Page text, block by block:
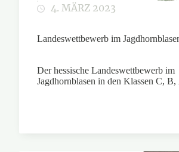
4. MÄRZ 2023
Landeswettbewerb im
Der hessische Landeswettbewerb im
Jagdhornblasen in den Klassen C,